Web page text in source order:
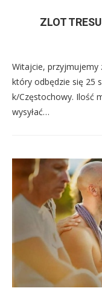
ZLOT
Witajcie, przyjmujemy
który odbędzie się 25
k/Częstochowy. Ilość
wysyłać…